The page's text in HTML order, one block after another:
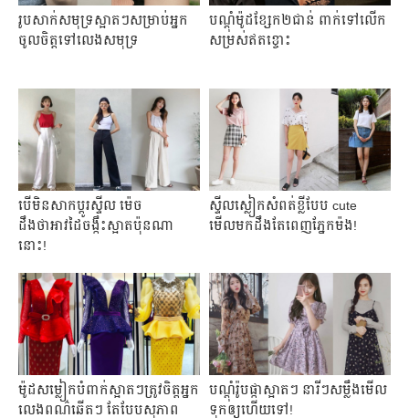
រូបសាក់សមុទ្រស្អាតៗសម្រាប់អ្នក
ចូលចិត្តទៅលេងសមុទ្រ
បណ្តុំម៉ូដខ្សែក២ជាន់ ពាក់ទៅលើក
សម្រស់ឥតខ្ចោះ
បើមិនសាកប្តូរស្ទីល ម៉េច
ដឹងថាអាវដៃចង្កឹះស្អាតប៉ុនណា
នោះ!
ស្ទីលស្លៀកសំពត់ខ្លីបែប cute
មើលមកដឹងតែពេញភ្នែកម៉ង!
ម៉ូដសម្លៀកបំពាក់ស្អាតៗត្រូវចិត្តអ្នក
លេងពណ៌ឆើតៗ តែបែបសុភាព
បណ្តុំរ៉ូបផ្កាស្អាតៗ នារីៗសម្លឹងមើល
ទុកឲ្យហើយទៅ!